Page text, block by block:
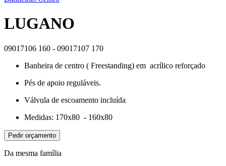
LUGANO
09017106 160 - 09017107 170
Banheira de centro ( Freestanding) em acrílico reforçado
Pés de apoio reguláveis.
Válvula de escoamento incluída
Medidas: 170x80 - 160x80
Pedir orçamento
Da mesma família